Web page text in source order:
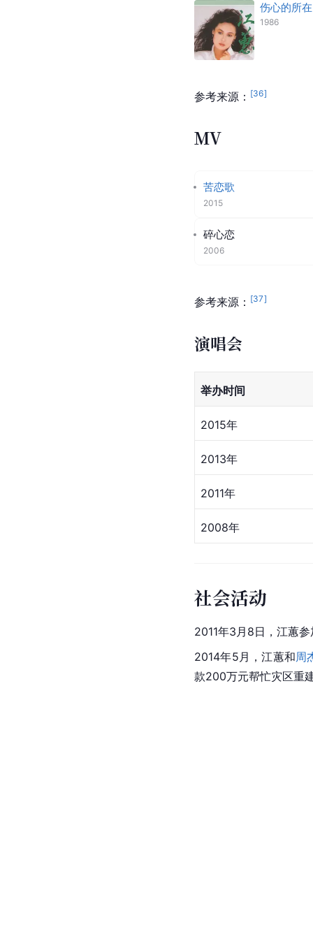
伤心的所在
1986
参考来源： [36]
MV
苦恋歌
2015
碎心恋
2006
参考来源： [37]
演唱会
举办时间
2015年
2013年
2011年
2008年
社会活动
2011年3月8日，江蕙参
2014年5月，江蕙和周
款200万元帮忙灾区重